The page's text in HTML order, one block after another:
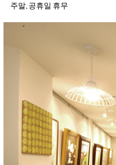
주말, 공휴일 휴무